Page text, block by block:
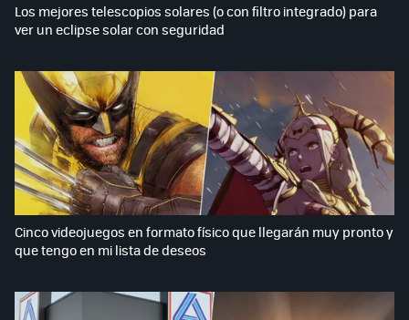
Los mejores telescopios solares (o con filtro integrado) para
ver un eclipse solar con seguridad
Cinco videojuegos en formato físico que llegarán muy pronto y
que tengo en mi lista de deseos